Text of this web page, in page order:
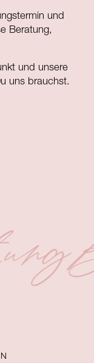
und
Beratung,
und unsere
uns brauchst.